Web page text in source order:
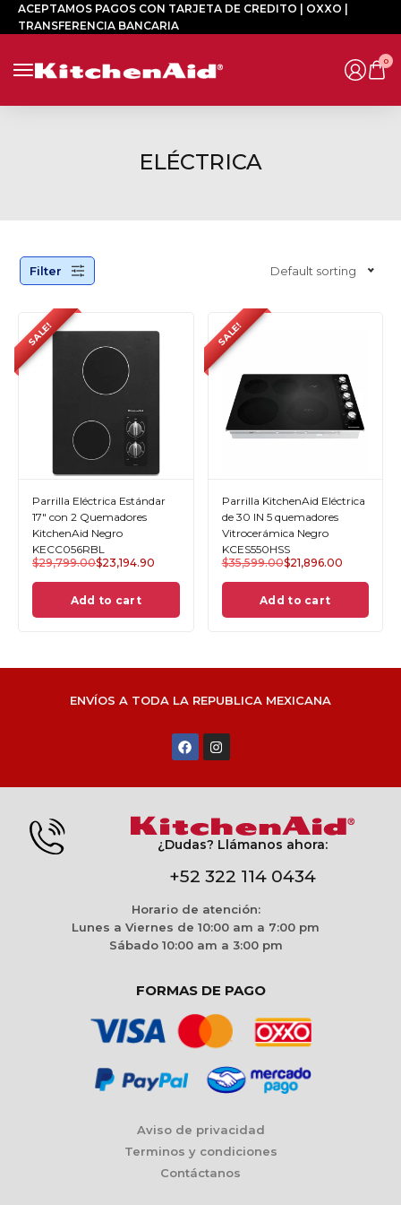
ACEPTAMOS PAGOS CON TARJETA DE CREDITO | OXXO |
TRANSFERENCIA BANCARIA
0
ELÉCTRICA
Filter Default sorting
SALE!
Parrilla Eléctrica Estándar
17" con 2 Quemadores
KitchenAid Negro
KECC056RBL
$29,799.00$23,194.90
Add to cart
SALE!
Parrilla KitchenAid Eléctrica
de 30 IN 5 quemadores
Vitrocerámica Negro
KCES550HSS
$35,599.00$21,896.00
Add to cart
ENVÍOS A TODA LA REPUBLICA MEXICANA
¿Dudas? Llámanos ahora:
+52 322 114 0434
Horario de atención:
Lunes a Viernes de 10:00 am a 7:00 pm
Sábado 10:00 am a 3:00 pm
FORMAS DE PAGO
Aviso de privacidad
Terminos y condiciones
Contáctanos